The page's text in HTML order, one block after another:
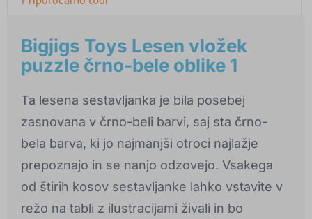
Bigjigs Toys Lesen vložek
puzzle črno-bele oblike 1
Ta lesena sestavljanka je bila posebej
zasnovana v črno-beli barvi, saj sta črno-
bela barva, ki jo najmanjši otroci najlažje
prepoznajo in se nanjo odzovejo. Vsakega
od štirih kosov sestavljanke lahko vstavite v
režo na tabli z ilustracijami živali in bo